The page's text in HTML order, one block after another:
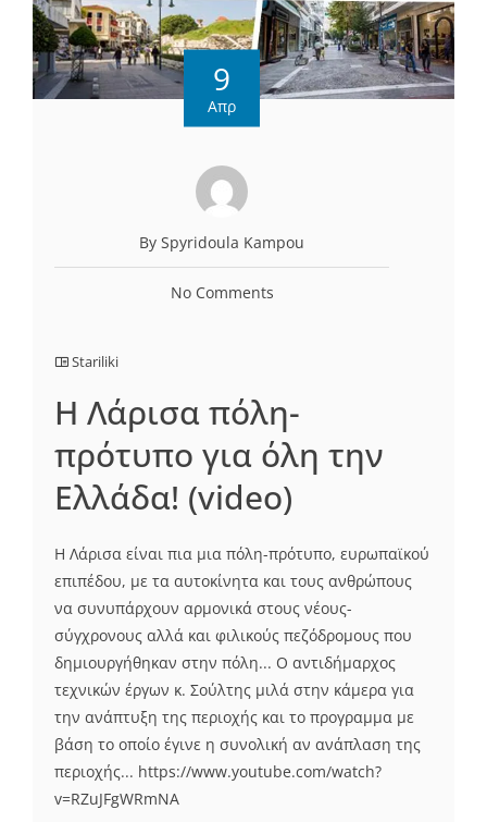
9
Απρ
By Spyridoula Kampou
No Comments
Stariliki
Η Λάρισα πόλη-
πρότυπο για όλη την
Ελλάδα! (video)
Η Λάρισα είναι πια μια πόλη-πρότυπο, ευρωπαϊκού
επιπέδου, με τα αυτοκίνητα και τους ανθρώπους
να συνυπάρχουν αρμονικά στους νέους-
σύγχρονους αλλά και φιλικούς πεζόδρομους που
δημιουργήθηκαν στην πόλη... Ο αντιδήμαρχος
τεχνικών έργων κ. Σούλτης μιλά στην κάμερα για
την ανάπτυξη της περιοχής και το προγραμμα με
βάση το οποίο έγινε η συνολική αν ανάπλαση της
περιοχής... https://www.youtube.com/watch?
v=RZuJFgWRmNA